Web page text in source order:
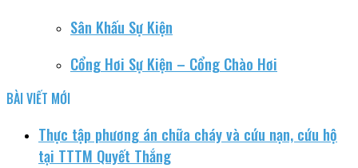
Sân Khấu Sự Kiện
Cổng Hơi Sự Kiện – Cổng Chào Hơi
BÀI VIẾT MỚI
Thực tập phương án chữa cháy và cứu nạn, cứu hộ
tại TTTM Quyết Thắng